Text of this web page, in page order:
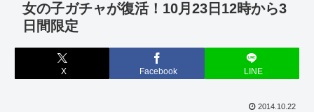
女の子ガチャが復活！10月23日12時から3
日間限定
X Facebook LINE
2014.10.22